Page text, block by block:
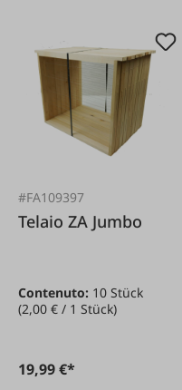
#FA109397
Telaio ZA Jumbo
Contenuto: 10 Stück
(2,00 € / 1 Stück)
19,99 €*